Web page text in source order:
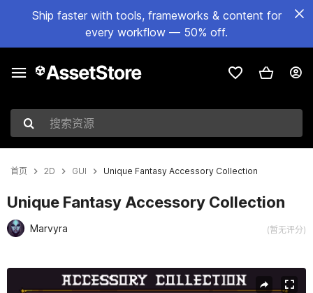
Ship faster with tools, frameworks & content for
every workflow — 50% off.
搜索资源
首页 2D GUI Unique Fantasy Accessory Collection
Unique Fantasy Accessory Collection
Marvyra (暂无评分)
当前幻灯片：1 / 3